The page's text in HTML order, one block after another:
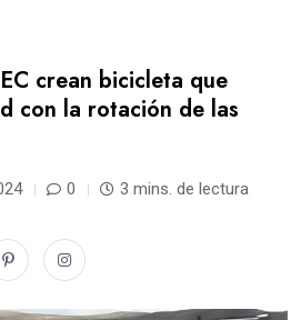
crean bicicleta que
con la rotación de las
0 3 mins. de lectura